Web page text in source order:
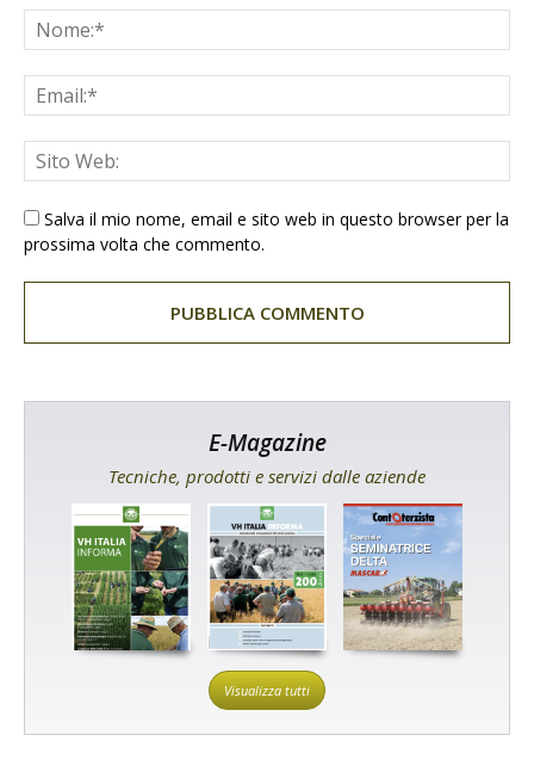
Salva il mio nome, email e sito web in questo browser per la
prossima volta che commento.
E-Magazine
Tecniche, prodotti e servizi dalle aziende
Visualizza tutti